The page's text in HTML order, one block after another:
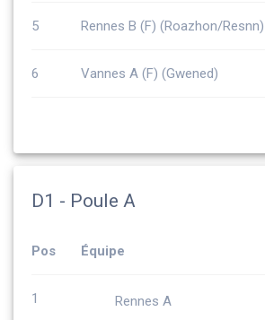
5 Rennes B (F) (Roazhon/Resnn)
6 Vannes A (F) (Gwened)
D1 - Poule A
Pos Équipe
1
Rennes A